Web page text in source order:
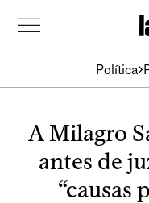
Política
A Milagro
antes de
“causas